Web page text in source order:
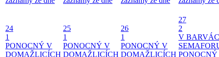
24
1
PONOCNÝ V
DOMAŽLICÍCH
25
1
PONOCNÝ V
DOMAŽLICÍCH
26
1
PONOCNÝ V
DOMAŽLICÍCH
27
2
V